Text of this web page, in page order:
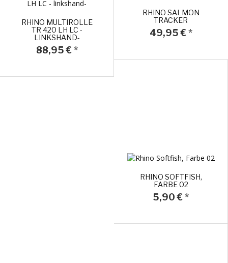
RHINO MULTIROLLE
TR 420 LH LC -
LINKSHAND-
88,95 € *
RHINO SALMON
TRACKER
49,95 € *
RHINO SOFTFISH,
FARBE 02
5,90 €*